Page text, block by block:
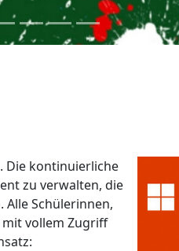
Die kontinuierliche
zu verwalten, die
Schülerinnen,
mit vollem Zugriff